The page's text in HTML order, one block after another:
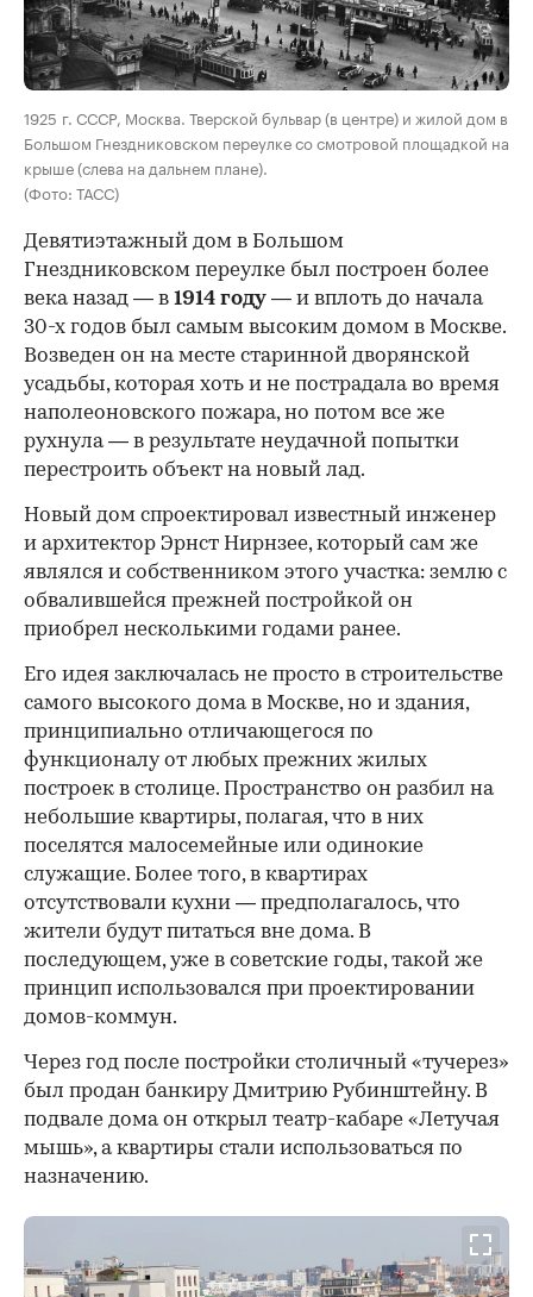
1925 г. СССР, Москва. Тверской бульвар (в центре) и жилой дом в
Большом Гнездниковском переулке со смотровой площадкой на
крыше (слева на дальнем плане).
(Фото: ТАСС)
Девятиэтажный дом в Большом
Гнездниковском переулке был построен более
века назад — в 1914 году — и вплоть до начала
30-х годов был самым высоким домом в Москве.
Возведен он на месте старинной дворянской
усадьбы, которая хоть и не пострадала во время
наполеоновского пожара, но потом все же
рухнула — в результате неудачной попытки
перестроить объект на новый лад.
Новый дом спроектировал известный инженер
и архитектор Эрнст Нирнзее, который сам же
являлся и собственником этого участка: землю с
обвалившейся прежней постройкой он
приобрел несколькими годами ранее.
Его идея заключалась не просто в строительстве
самого высокого дома в Москве, но и здания,
принципиально отличающегося по
функционалу от любых прежних жилых
построек в столице. Пространство он разбил на
небольшие квартиры, полагая, что в них
поселятся малосемейные или одинокие
служащие. Более того, в квартирах
отсутствовали кухни — предполагалось, что
жители будут питаться вне дома. В
последующем, уже в советские годы, такой же
принцип использовался при проектировании
домов-коммун.
Через год после постройки столичный «тучерез»
был продан банкиру Дмитрию Рубинштейну. В
подвале дома он открыл театр-кабаре «Летучая
мышь», а квартиры стали использоваться по
назначению.